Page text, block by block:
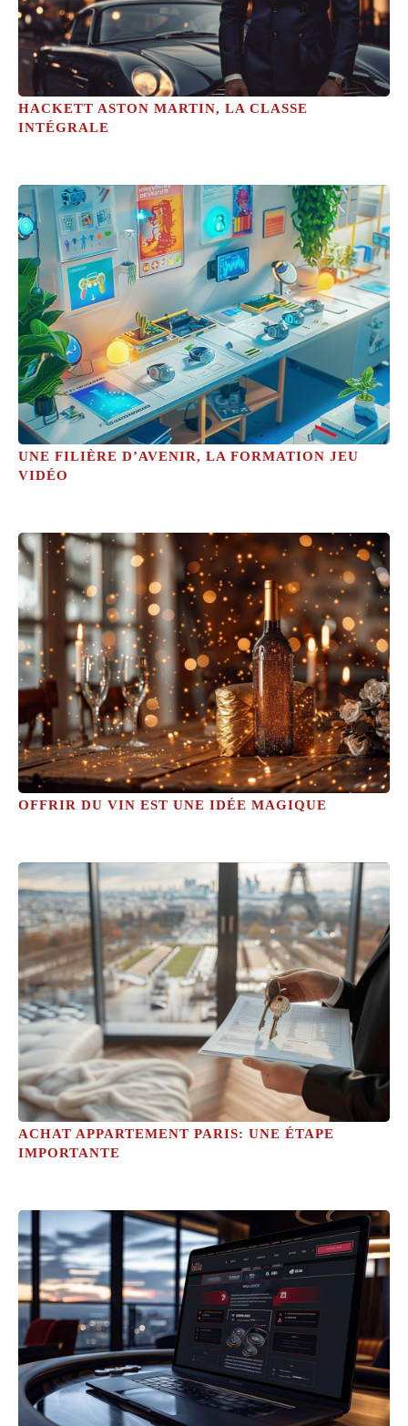
HACKETT ASTON MARTIN, LA CLASSE
INTÉGRALE
UNE FILIÈRE D’AVENIR, LA FORMATION JEU
VIDÉO
OFFRIR DU VIN EST UNE IDÉE MAGIQUE
ACHAT APPARTEMENT PARIS: UNE ÉTAPE
IMPORTANTE